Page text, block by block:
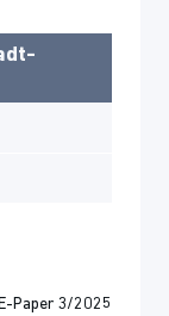
Paper 3/2025